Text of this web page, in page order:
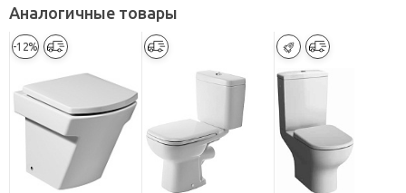
Аналогичные товары
-12%